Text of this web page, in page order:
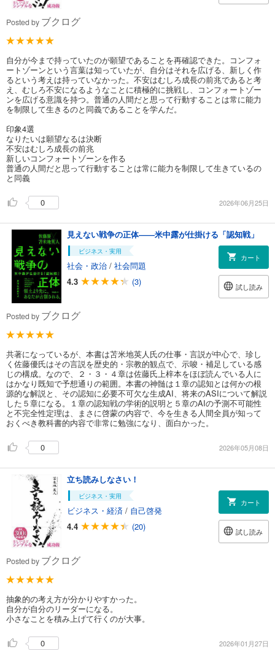
Posted by ブクログ
自分が今まで持っていたのが願望であることを再確認できた。コンフォ
ートゾーンという言葉は知っていたが、自分はそれを広げる、新しく作
るという考えは持っていなかった。不安はむしろ成長の前兆であると考
え、むしろ不安になるようなことに積極的に挑戦し、コンフォートゾー
ンを広げる意識を持つ。普通の人間だと思って行動することは常に能力
を制限して生きるのと同義であることを学んだ。
印象4選
なりたいは願望なるは決断
不安はむしろ成長の前兆
新しいコンフォートゾーンを作る
普通の人間だと思って行動することは常に能力を制限して生きているの
と同義
0 2026年06月25日
見えない戦争の正体――米中露が仕掛ける「認知戦」
ビジネス・実用
社会・政治 / 社会問題
4.3
(3)
カート
試し読み
Posted by ブクログ
共著になっているが、本書は苫米地英人氏の仕事・言説が中心で、珍し
く佐藤優氏はその言説を歴史的・宗教的観点で、示唆・補足している感
じの構成。なので、２・３・４章は佐藤氏上梓本をほぼ読んでいる人に
はかなり既知で予想通りの範囲。本書の神髄は１章の認知とは何かの根
源的な解説と、その認知に必要不可欠な生成AI、将来のASIについて解説
した５章になる。１章の認知戦の学術的説明と５章のAIの予測不可能性
と不完全性定理は、まさに啓蒙の内容で、今を生きる人間全員が知って
おくべき教科書的内容で非常に勉強になり、面白かった。
0 2026年05月08日
立ち読みしなさい！
ビジネス・実用
ビジネス・経済 / 自己啓発
4.4
(20)
カート
試し読み
Posted by ブクログ
抽象的の考え方が分かりやすかった。
自分が自分のリーダーになる。
小さなことを積み上げて行くのが大事。
0 2026年01月27日